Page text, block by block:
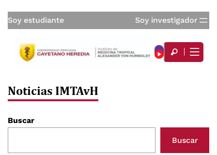
Soy estudiante Soy investigador
Noticias IMTAvH
Buscar
Buscar